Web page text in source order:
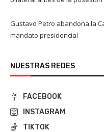
Gustavo Petro abandona la
mandato presidencial
NUESTRAS REDES
FACEBOOK
INSTAGRAM
TIKTOK